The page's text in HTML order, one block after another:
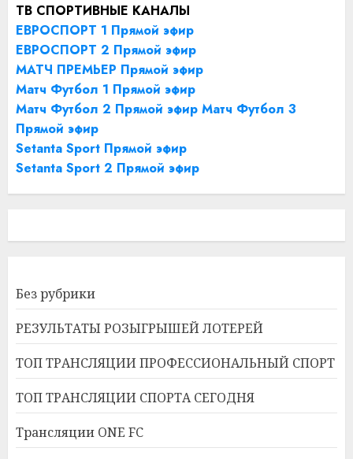
ТВ СПОРТИВНЫЕ КАНАЛЫ
ЕВРОСПОРТ 1 Прямой эфир
ЕВРОСПОРТ 2 Прямой эфир
МАТЧ ПРЕМЬЕР Прямой эфир
Матч Футбол 1 Прямой эфир
Матч Футбол 2 Прямой эфир Матч Футбол 3
Прямой эфир
Setanta Sport Прямой эфир
Setanta Sport 2 Прямой эфир
Без рубрики
РЕЗУЛЬТАТЫ РОЗЫГРЫШЕЙ ЛОТЕРЕЙ
ТОП ТРАНСЛЯЦИИ ПРОФЕССИОНАЛЬНЫЙ СПОРТ
ТОП ТРАНСЛЯЦИИ СПОРТА СЕГОДНЯ
Трансляции ONE FC